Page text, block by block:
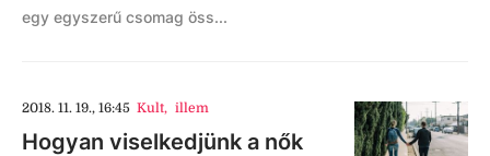
egy egyszerű csomag öss...
2018. 11. 19., 16:45 Kult, illem
Hogyan viselkedjünk a nők